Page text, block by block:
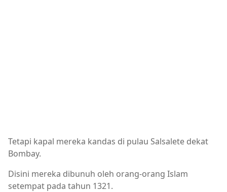
Tetapi kapal mereka kandas di pulau Salsalete dekat
Bombay.
Disini mereka dibunuh oleh orang-orang Islam
setempat pada tahun 1321.